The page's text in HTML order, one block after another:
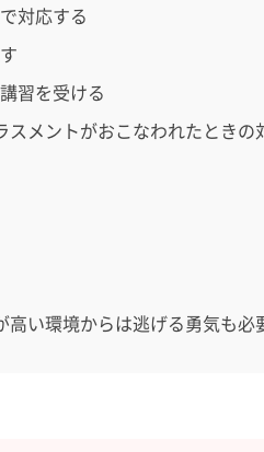
対応する
習を受ける
スメントがおこなわれたときの
高い環境からは逃げる勇気も必